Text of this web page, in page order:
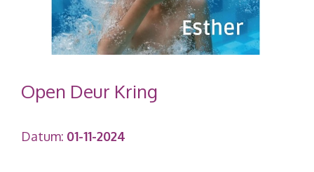
Open Deur Kring
Datum: 01-11-2024